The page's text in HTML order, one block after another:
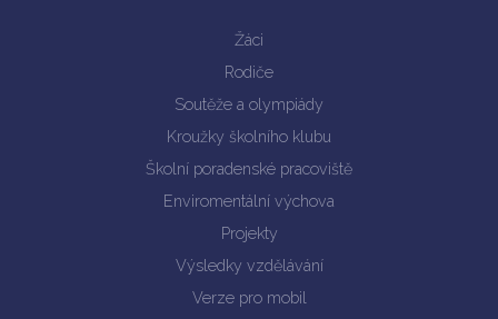
Vyhledávání na webu
Žáci
Rodiče
Soutěže a olympiády
Kroužky školního klubu
Školní poradenské pracoviště
Enviromentální výchova
Projekty
Výsledky vzdělávání
Verze pro mobil